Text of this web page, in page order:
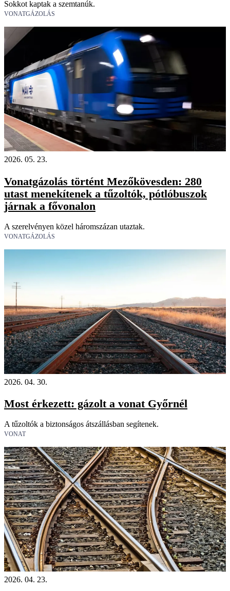
Sokkot kaptak a szemtanúk.
VONATGÁZOLÁS
2026. 05. 23.
Vonatgázolás történt Mezőkövesden: 280
utast menekítenek a tűzoltók, pótlóbuszok
járnak a fővonalon
A szerelvényen közel háromszázan utaztak.
VONATGÁZOLÁS
2026. 04. 30.
Most érkezett: gázolt a vonat Győrnél
A tűzoltók a biztonságos átszállásban segítenek.
VONAT
2026. 04. 23.